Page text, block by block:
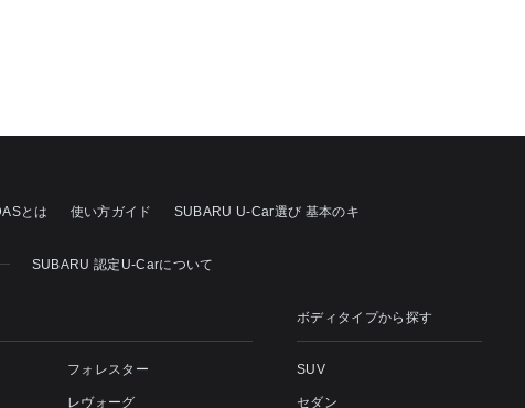
とは 使い方ガイド SUBARU U-Car選び 基本のキ
SUBARU 認定U-Carについて
フォレスター
レヴォーグ
ボディタイプから探す
SUV
セダン